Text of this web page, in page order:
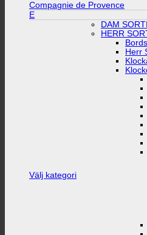
Compagnie de Provence
E
Välj kategori
DAM
HERR
Herr